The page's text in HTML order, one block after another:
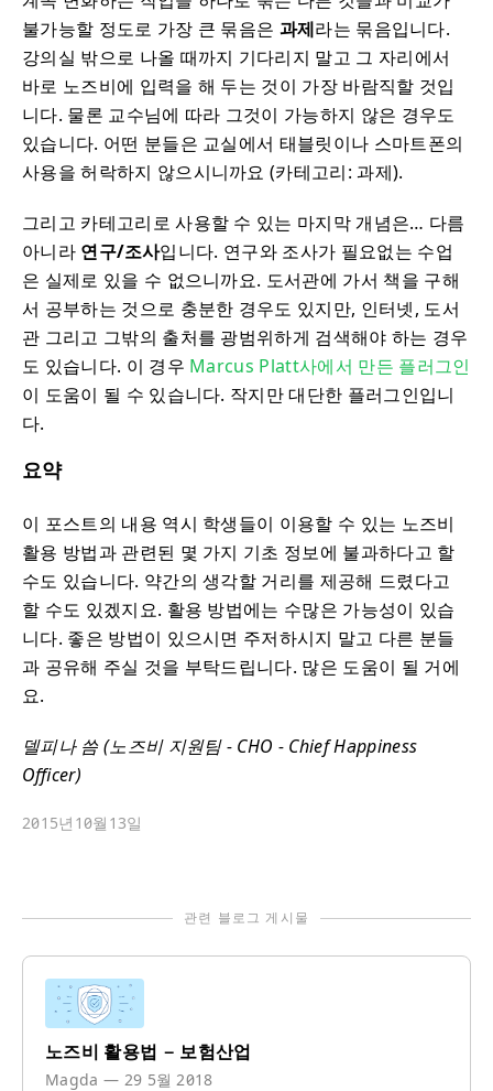
불가능할 정도로 가장 큰 묶음은 과제라는 묶음입니다.
강의실 밖으로 나올 때까지 기다리지 말고 그 자리에서
바로 노즈비에 입력을 해 두는 것이 가장 바람직할 것입
니다. 물론 교수님에 따라 그것이 가능하지 않은 경우도
있습니다. 어떤 분들은 교실에서 태블릿이나 스마트폰의
사용을 허락하지 않으시니까요 (카테고리: 과제).
그리고 카테고리로 사용할 수 있는 마지막 개념은… 다름
아니라 연구/조사입니다. 연구와 조사가 필요없는 수업
은 실제로 있을 수 없으니까요. 도서관에 가서 책을 구해
서 공부하는 것으로 충분한 경우도 있지만, 인터넷, 도서
관 그리고 그밖의 출처를 광범위하게 검색해야 하는 경우
도 있습니다. 이 경우 Marcus Platt사에서 만든 플러그인
이 도움이 될 수 있습니다. 작지만 대단한 플러그인입니
다.
요약
이 포스트의 내용 역시 학생들이 이용할 수 있는 노즈비
활용 방법과 관련된 몇 가지 기초 정보에 불과하다고 할
수도 있습니다. 약간의 생각할 거리를 제공해 드렸다고
할 수도 있겠지요. 활용 방법에는 수많은 가능성이 있습
니다. 좋은 방법이 있으시면 주저하시지 말고 다른 분들
과 공유해 주실 것을 부탁드립니다. 많은 도움이 될 거에
요.
델피나 씀 (노즈비 지원팀 - CHO - Chief Happiness
Officer)
2015년10월13일
관련 블로그 게시물
노즈비 활용법 – 보험산업
Magda — 29 5월 2018